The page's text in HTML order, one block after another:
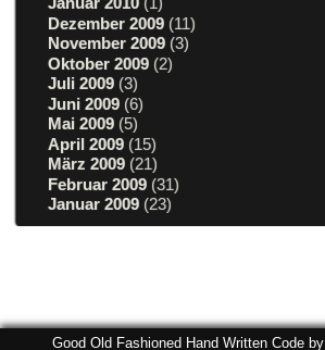
Dezember 2009 (11)
November 2009 (3)
Oktober 2009 (2)
Juli 2009 (3)
Juni 2009 (6)
Mai 2009 (5)
April 2009 (15)
März 2009 (21)
Februar 2009 (31)
Januar 2009 (23)
Good Old Fashioned Hand Written Code by